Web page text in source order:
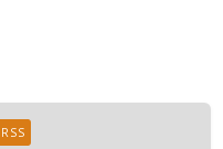
RSS